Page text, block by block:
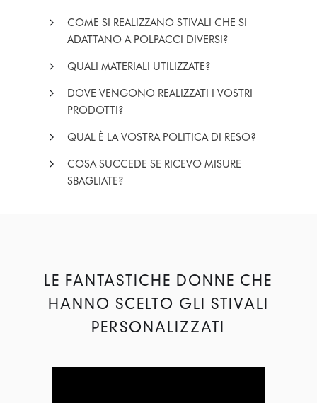
COME SI REALIZZANO STIVALI CHE SI
ADATTANO A POLPACCI DIVERSI?
QUALI MATERIALI UTILIZZATE?
DOVE VENGONO REALIZZATI I VOSTRI
PRODOTTI?
QUAL È LA VOSTRA POLITICA DI RESO?
COSA SUCCEDE SE RICEVO MISURE
SBAGLIATE?
LE FANTASTICHE DONNE CHE
HANNO SCELTO GLI STIVALI
PERSONALIZZATI